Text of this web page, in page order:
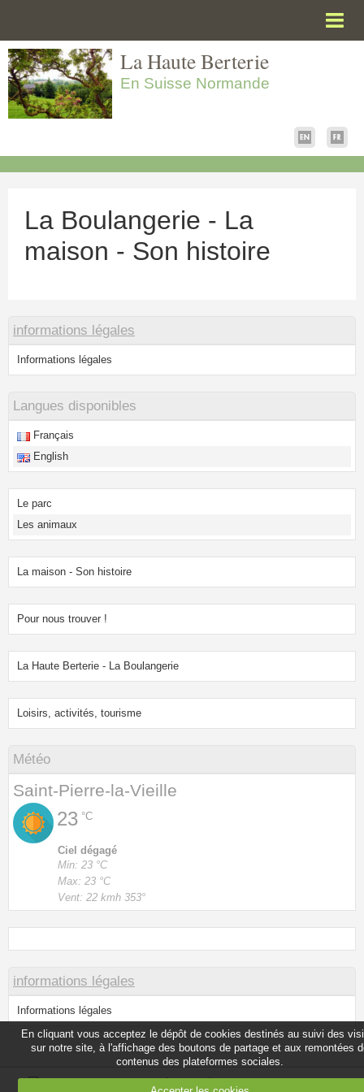
Accueil
La Boulangerie - Le parc
Visiter la maison
Nous trouver
Informations légales
La Haute Berterie
En Suisse Normande
La Boulangerie - La
maison - Son histoire
informations légales
Informations légales
Langues disponibles
Français
English
Le parc
Les animaux
La maison - Son histoire
Pour nous trouver !
La Haute Berterie - La Boulangerie
Loisirs, activités, tourisme
Météo
Saint-Pierre-la-Vieille
23 °C
Ciel dégagé
Min: 23 °C
Max: 23 °C
Vent: 22 kmh 353°
informations légales
Informations légales
En cliquant vous acceptez le dépôt de cookies destinés au suivi des
sur notre site, à l'affichage des boutons de partage et aux remontées
contenus des plateformes sociales.